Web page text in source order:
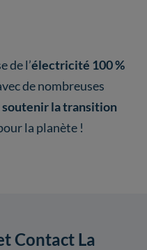
de l’électricité 100 %
de nombreuses
soutenir la transition
la planète !
Contact La